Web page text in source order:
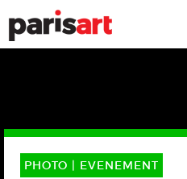
PHOTO | EVENEMENT